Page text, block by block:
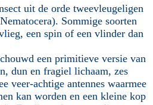
uit de orde tweevleugeligen
Sommige soorten
een spin of een vlinder dan
een primitieve versie van
dun en fragiel lichaam, zes
veer-achtige antennes waarmee
kan worden en een kleine kop